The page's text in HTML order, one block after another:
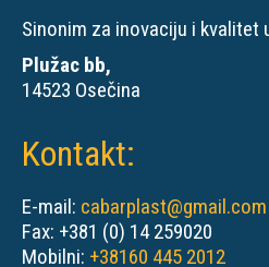
Sinonim za inovaciju i
Plužac bb,
14523 Osečina
Kontakt:
E-mail: cabarplast@gmail.com
Fax: +381 (0) 14 259020
Mobilni: +38160 445 2012